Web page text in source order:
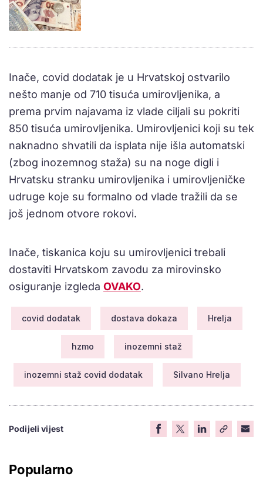
Inače, covid dodatak je u Hrvatskoj ostvarilo
nešto manje od 710 tisuća umirovljenika, a
prema prvim najavama iz vlade ciljali su pokriti
850 tisuća umirovljenika. Umirovljenici koji su tek
naknadno shvatili da isplata nije išla automatski
(zbog inozemnog staža) su na noge digli i
Hrvatsku stranku umirovljenika i umirovljeničke
udruge koje su formalno od vlade tražili da se
još jednom otvore rokovi.
Inače, tiskanica koju su umirovljenici trebali
dostaviti Hrvatskom zavodu za mirovinsko
osiguranje izgleda OVAKO.
covid dodatak dostava dokaza Hrelja
hzmo inozemni staž
inozemni staž covid dodatak Silvano Hrelja
Podijeli vijest
Popularno